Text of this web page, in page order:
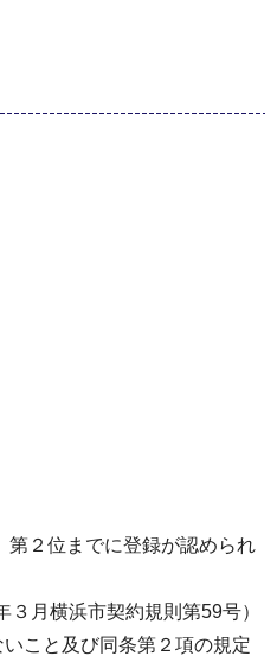
２位までに登録が認められ
月横浜市契約規則第59号）
こと及び同条第２項の規定